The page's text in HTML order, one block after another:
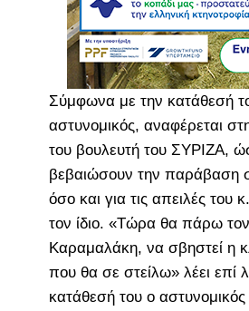
Σύμφωνα με την κατάθεσή
αστυνομικός, αναφέρεται
του βουλευτή του ΣΥΡΙΖΑ,
βεβαιώσουν την παράβαση
όσο και για τις απειλές του
τον ίδιο. «Τώρα θα πάρω
Καραμαλάκη, να σβηστεί η
που θα σε στείλω» λέει επί
κατάθεσή του ο